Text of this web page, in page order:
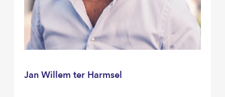
Jan Willem ter Harmsel